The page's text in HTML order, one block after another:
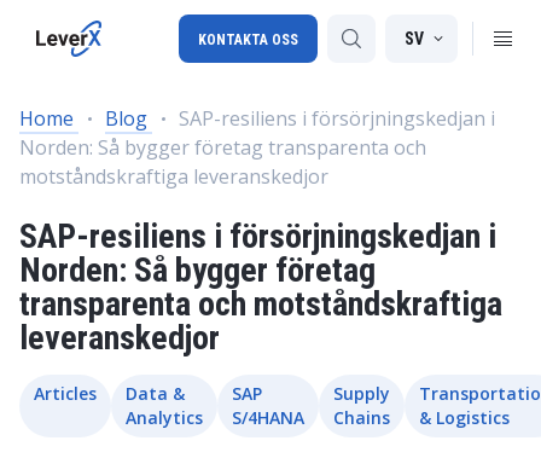
SAP-konsulttjänster
SAP EWM
SV
KONTAKTA OSS
Home Blog
SAP-resiliens i försörjningskedjan i
Norden: Så bygger företag transparenta och
motståndskraftiga leveranskedjor
SAP-resiliens i försörjningskedjan i
Norden: Så bygger företag
transparenta och motståndskraftiga
leveranskedjor
Articles
Data &
Analytics
SAP
S/4HANA
Supply
Chains
& Logistics